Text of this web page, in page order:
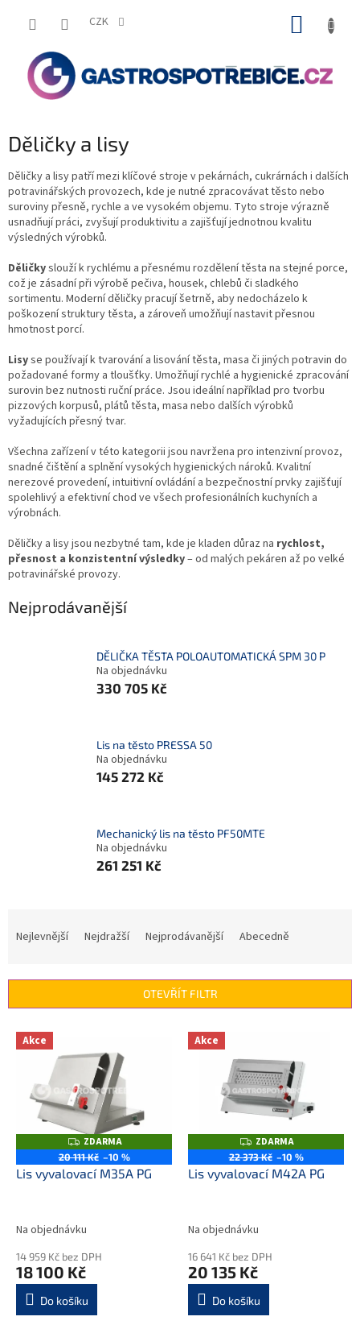
CZK
Děličky a lisy
Děličky a lisy patří mezi klíčové stroje v pekárnách, cukrárnách i dalších
potravinářských provozech, kde je nutné zpracovávat těsto nebo
suroviny přesně, rychle a ve vysokém objemu. Tyto stroje výrazně
usnadňují práci, zvyšují produktivitu a zajišťují jednotnou kvalitu
výsledných výrobků.
Děličkyslouží k rychlému a přesnému rozdělení těsta na stejné porce,
což je zásadní při výrobě pečiva, housek, chlebů či sladkého
sortimentu. Moderní děličky pracují šetrně, aby nedocházelo k
poškození struktury těsta, a zároveň umožňují nastavit přesnou
hmotnost porcí.
Lisyse používají k tvarování a lisování těsta, masa či jiných potravin do
požadované formy a tloušťky. Umožňují rychlé a hygienické zpracování
surovin bez nutnosti ruční práce. Jsou ideální například pro tvorbu
pizzových korpusů, plátů těsta, masa nebo dalších výrobků
vyžadujících přesný tvar.
Všechna zařízení v této kategorii jsou navržena pro intenzivní provoz,
snadné čištění a splnění vysokých hygienických nároků. Kvalitní
nerezové provedení, intuitivní ovládání a bezpečnostní prvky zajišťují
spolehlivý a efektivní chod ve všech profesionálních kuchyních a
výrobnách.
Děličky a lisy jsou nezbytné tam, kde je kladen důraz na rychlost,
přesnost a konzistentní výsledky– od malých pekáren až po velké
potravinářské provozy.
Nejprodávanější
DĚLIČKA TĚSTA POLOAUTOMATICKÁ SPM 30 P
Na objednávku
330 705 Kč
Lis na těsto PRESSA 50
Na objednávku
145 272 Kč
Mechanický lis na těsto PF50MTE
Na objednávku
261 251 Kč
í
Nejlevnější Nejdražší Nejprodávanější Abecedně
OTEVŘÍT FILTR
V Akce
Z
D
A
R
ZDARMA
20 111 Kč –10 %
Lis vyvalovací M35A PG
Na objednávku
14 959 Kč bez DPH
18 100 Kč
Do košíku
Akce
Z
D
A
R
ZDARMA
22 373 Kč –10 %
Lis vyvalovací M42A PG
Na objednávku
16 641 Kč bez DPH
20 135 Kč
Do košíku